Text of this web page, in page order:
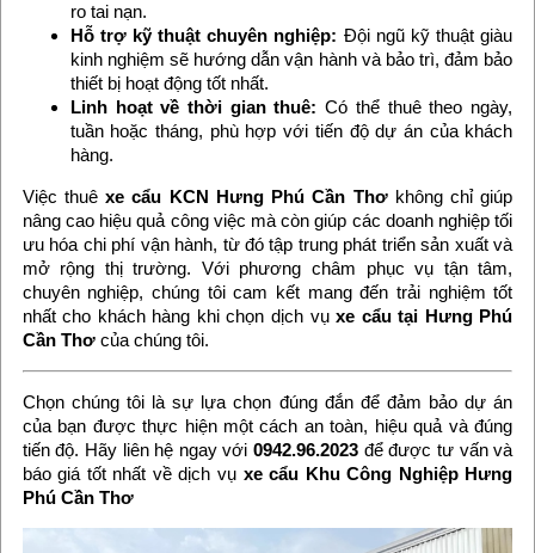
ro tai nạn.
Hỗ trợ kỹ thuật chuyên nghiệp: Đội ngũ kỹ thuật giàu
kinh nghiệm sẽ hướng dẫn vận hành và bảo trì, đảm bảo
thiết bị hoạt động tốt nhất.
Linh hoạt về thời gian thuê: Có thể thuê theo ngày,
tuần hoặc tháng, phù hợp với tiến độ dự án của khách
hàng.
Việc thuêxe cẩu KCN Hưng Phú Cần Thơkhông chỉ giúp
nâng cao hiệu quả công việc mà còn giúp các doanh nghiệp tối
ưu hóa chi phí vận hành, từ đó tập trung phát triển sản xuất và
mở rộng thị trường. Với phương châm phục vụ tận tâm,
chuyên nghiệp, chúng tôi cam kết mang đến trải nghiệm tốt
nhất cho khách hàng khi chọn dịch vụxe cẩu tại Hưng Phú
Cần Thơcủa chúng tôi.
Chọn chúng tôi là sự lựa chọn đúng đắn để đảm bảo dự án
của bạn được thực hiện một cách an toàn, hiệu quả và đúng
tiến độ. Hãy liên hệ ngay với0942.96.2023 để được tư vấn và
báo giá tốt nhất về dịch vụ xe cẩu Khu Công Nghiệp Hưng
Phú Cần Thơ